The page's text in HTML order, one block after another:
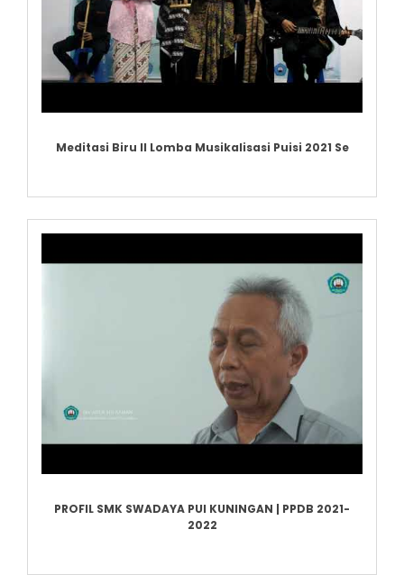
Meditasi Biru II Lomba Musikalisasi Puisi 2021 Se
PROFIL SMK SWADAYA PUI KUNINGAN | PPDB 2021-
2022